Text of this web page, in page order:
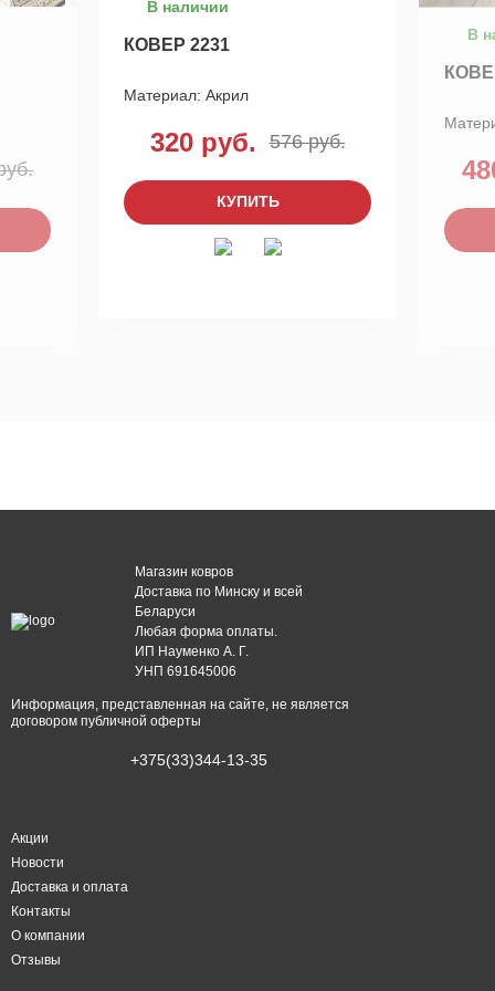
В наличии
КОВЕР 2231
Материал: Акрил
320 руб. 576 руб.
КУПИТЬ
В
Магазин ковров
Доставка по Минску и всей
Беларуси
Любая форма оплаты.
ИП Науменко А. Г.
УНП 691645006
Информация, представленная на сайте, не является
договором публичной оферты
+375(33)344-13-35
Акции
Новости
Доставка и оплата
Контакты
О компании
Отзывы